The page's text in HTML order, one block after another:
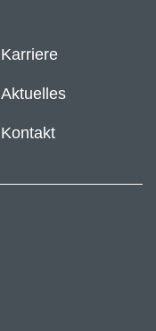
Karriere
Aktuelles
Kontakt